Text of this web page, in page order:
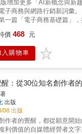
增加更多「AI新概念與新
子商務與網路行銷新詞彙
一篇「電子商務基礎篇」
體。 ■ 最詳盡的觀念解析
織：所有主題皆依邏輯次
類規劃成二大篇14章。
價 468 元
入購物車
：從30位知名創作者
著
出版
08 出版
作者的覺醒，都從願意開
利價值的自媒體經營者文